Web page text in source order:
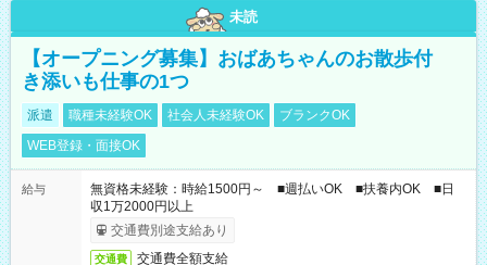
未読
【オープニング募集】おばあちゃんのお散歩付
き添いも仕事の1つ
派遣 職種未経験OK 社会人未経験OK
ブランクOK
WEB登録・面接OK
給与
無資格未経験：時給1500円～ ■週払いOK ■扶養内OK ■日
収1万2000円以上
交通費別途支給あり
交通費 交通費全額支給